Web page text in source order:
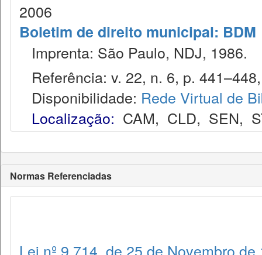
2006
Boletim de direito municipal: BDM
Imprenta: São Paulo, NDJ, 1986.
Referência: v. 22, n. 6, p.
Disponibilidade: Rede Virtual de
Localização: CAM, CLD, SEN,
Normas Referenciadas
Lei nº 9.714, de 25 de Novembro de